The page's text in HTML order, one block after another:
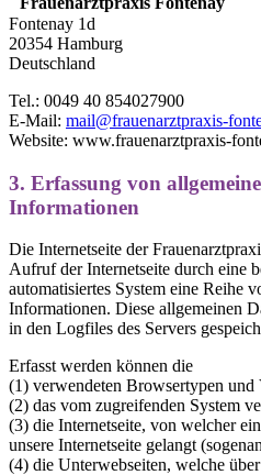
Fontenay 1d
20354 Hamburg
Deutschland
Tel.: 0049 40 854027900
E-Mail: mail@frauenarztpraxis-
Website: www.frauenarztpraxis-
3. Erfassung von
Informationen
Die Internetseite der
Aufruf der Internetseite durch eine
automatisiertes System eine Reihe
Informationen. Diese allgemeinen
in den Logfiles des Servers
Erfasst werden können die
(1) verwendeten Browsertypen und
(2) das vom zugreifenden System
(3) die Internetseite, von welcher
unsere Internetseite gelangt
(4) die Unterwebseiten, welche